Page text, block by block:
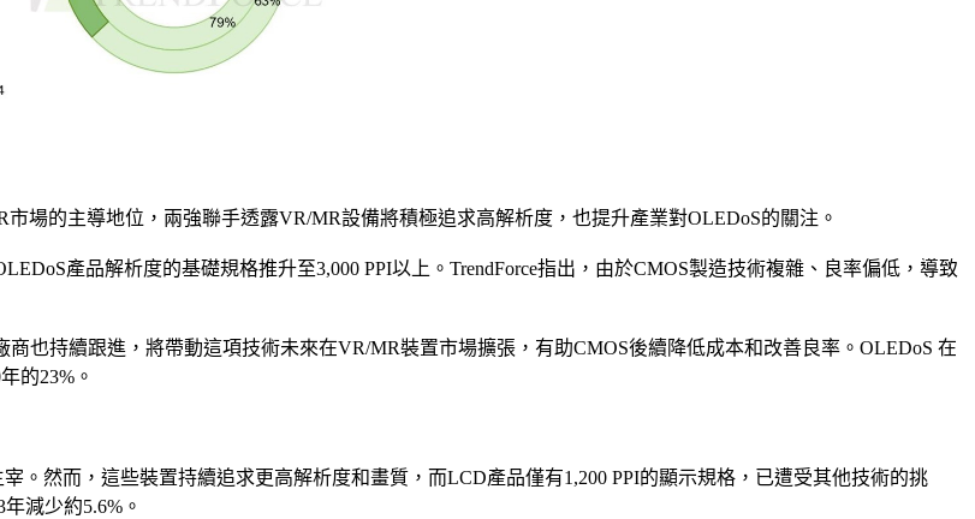
市場的主導地位，兩強聯手透露VR/MR設備將積極追求高解析度，也提升產業對OLEDoS的關注。
產品解析度的基礎規格推升至3,000 PPI以上。TrendForce指出，由於CMOS製造技術複雜、良率偏低，導致
也持續跟進，將帶動這項技術未來在VR/MR裝置市場擴張，有助CMOS後續降低成本和改善良率。OLEDoS 在
的23%。
。然而，這些裝置持續追求更高解析度和畫質，而LCD產品僅有1,200 PPI的顯示規格，已遭受其他技術的挑
減少約5.6%。